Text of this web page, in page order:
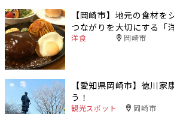
【岡崎市】地元の食材を
つながりを大切にする「
洋食 岡崎市
【愛知県岡崎市】徳川家
う！
観光スポット 岡崎市